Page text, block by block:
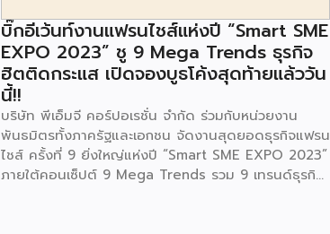
บิ๊กอีเว้นท์งานแฟรนไชส์แห่งปี “Smart SME
EXPO 2023” ชู 9 Mega Trends ธุรกิจ
ฮิตติดกระแส เปิดจองบูธโค้งสุดท้ายแล้ววัน
นี้!!
บริษัท พีเอ็มจี คอร์ปอเรชั่น จำกัด ร่วมกับหน่วยงาน
พันธมิตรทั้งภาครัฐและเอกชน จัดงานสุดยอดธุรกิจแฟรน
ไชส์ ครั้งที่ 9 ยิ่งใหญ่แห่งปี “Smart SME EXPO 2023”
ภายใต้คอนเซ็ปต์ 9 Mega Trends รวม 9 เทรนด์ธุรกิจ